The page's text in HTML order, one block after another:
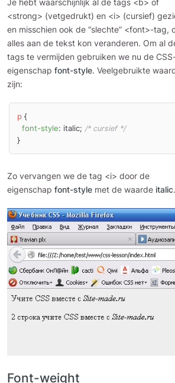
Je hebt waarschijnlijk al de tags <b> of
<strong> (vetgedrukt) en <i> (cursief)
en misschien ook de “slechte” <font>-tag,
alles aan de tekst kon veranderen. Om al
tags te vermijden gebruiken we nu de
eigenschap font-style. Veelgebruikte
zijn:
p {
font-style: italic; /* cursief */
}
Zo vervangen we de tag <i> door de
eigenschap font-style met de waarde italic.
Font-weight